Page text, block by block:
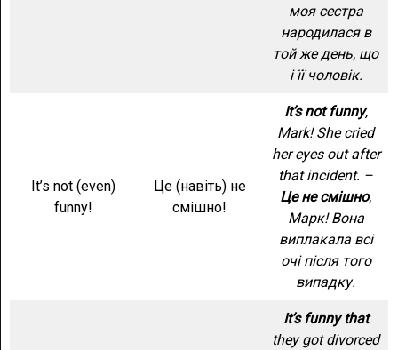
моя сестра
народилася в
той же день, що
і її чоловік.
It’s not (even)
funny!
Це (навіть) не
смішно!
It’s not funny,
Mark! She cried
her eyes out after
that incident. –
Це не смішно,
Марк! Вона
виплакала всі
очі після того
випадку.
It’s funny that
they got divorced